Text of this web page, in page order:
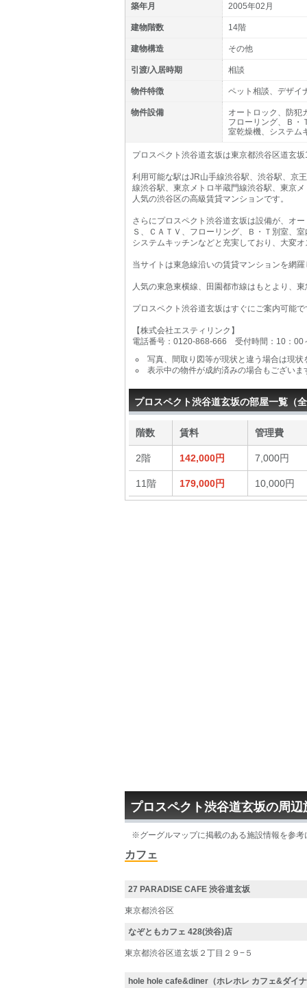
築年月 2005年02月
建物階数 14階
建物構造 その他
引渡/入居時期 相談
物件特徴 ペット相談、デザイ
物件設備
オートロック、防犯
フローリング、Ｂ・
室乾燥機、システム
プロスペクト渋谷道玄坂は東京都渋谷区道玄
利用可能な駅はJR山手線渋谷駅、渋谷駅、京
線渋谷駅、東京メトロ半蔵門線渋谷駅、東京
人気の渋谷区の高級賃貸マンションです。
さらにプロスペクト渋谷道玄坂は設備が、オ
Ｓ、ＣＡＴＶ、フローリング、Ｂ・Ｔ別室、
システムキッチンなどと充実しており、大変
当サイトは東急線沿いの賃貸マンションを網
人気の東急東横線、田園都市線はもとより、
プロスペクト渋谷道玄坂はすぐにご案内可能
【株式会社エスティリンク】
電話番号：0120-868-666 受付時間：10：00
写真、間取り図等が現状と違う場合は現状
表示中の物件が成約済みの場合もございま
プロスペクト渋谷道玄坂の部屋一覧（
階数 賃料 管理費
2階 142,000円 7,000円
11階 179,000円 10,000円
プロスペクト渋谷道玄坂の周辺
※グーグルマップに掲載のある施設情報を参考
カフェ
27 PARADISE CAFE 渋谷道玄坂
東京都渋谷区
なぞともカフェ 428(渋谷)店
東京都渋谷区道玄坂２丁目２９−５
hole hole cafe&diner（ホレホレ カフェ&ダイ